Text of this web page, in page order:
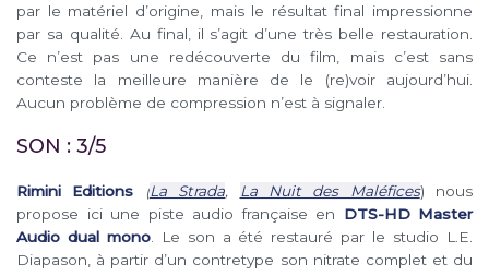
par le matériel d’origine, mais le résultat final impressionne
par sa qualité. Au final, il s’agit d’une très belle restauration.
Ce n’est pas une redécouverte du film, mais c’est sans
conteste la meilleure manière de le (re)voir aujourd’hui.
Aucun problème de compression n’est à signaler.
SON : 3/5
Rimini Editions (La Strada, La Nuit des Maléfices) nous
propose ici une piste audio française en DTS-HD Master
Audio dual mono. Le son a été restauré par le studio L.E.
Diapason, à partir d’un contretype son nitrate complet et du